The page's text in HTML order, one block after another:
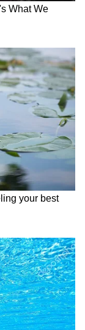
সহজে
IRCTC-র
পরিষেবার
এটি বুক